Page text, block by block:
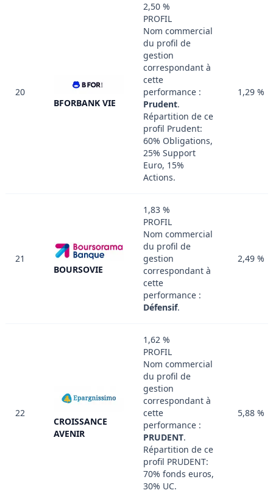
20
BFORBANK VIE
2,50 %
PROFIL
Nom commercial
du profil de
gestion
correspondant à
cette
performance :
Prudent.
Répartition de ce
profil Prudent:
60% Obligations,
25% Support
Euro, 15%
Actions.
1,29 %
21
BOURSOVIE
1,83 %
PROFIL
Nom commercial
du profil de
gestion
correspondant à
cette
performance :
Défensif.
2,49 %
22
CROISSANCE
AVENIR
1,62 %
PROFIL
Nom commercial
du profil de
gestion
correspondant à
cette
performance :
PRUDENT.
Répartition de ce
profil PRUDENT:
70% fonds euros,
30% UC.
5,88 %